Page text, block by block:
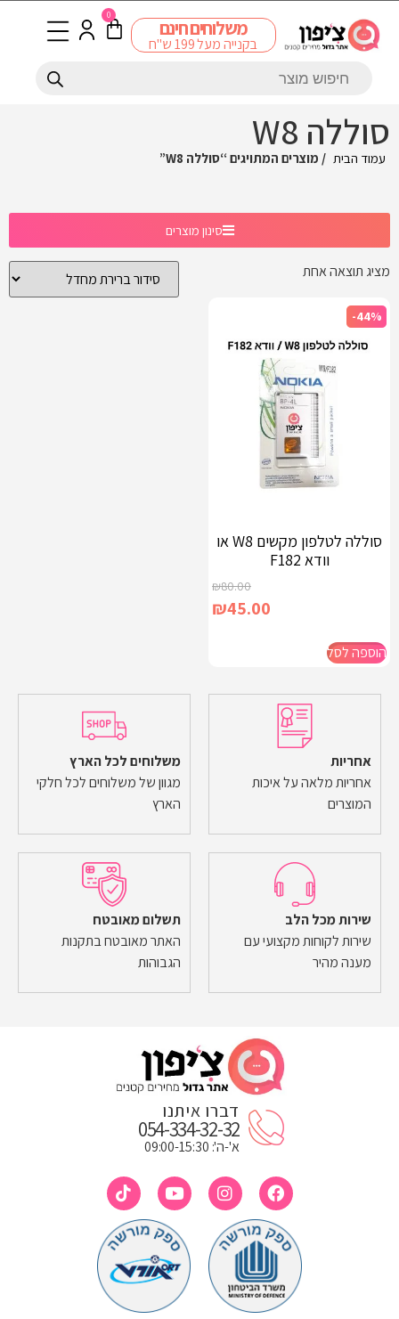
משלוחים חינם
בקנייה מעל 199 ש"ח
0
סוללה W8
עמוד הבית / מוצרים המתויגים “סוללה W8”
סינון מוצרים
מציג תוצאה אחת
-44%
סוללה לטלפון מקשים W8 או
וודא F182
₪80.00
₪45.00
הוספה לסל
אחריות
אחריות מלאה על איכות
המוצרים
משלוחים לכל הארץ
מגוון של משלוחים לכל חלקי
הארץ
שירות מכל הלב
שירות לקוחות מקצועי עם
מענה מהיר
תשלום מאובטח
האתר מאובטח בתקנות
הגבוהות
דברו איתנו
054-334-32-32
א'-ה': 09:00-15:30